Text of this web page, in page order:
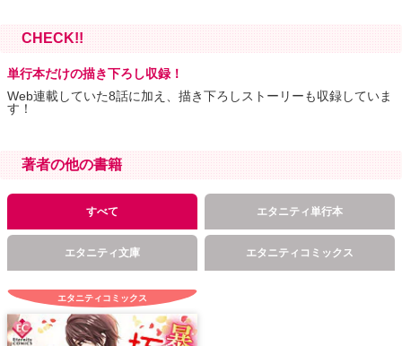
CHECK!!
単行本だけの描き下ろし収録！
Web連載していた8話に加え、描き下ろしストーリーも収録していま
す！
著者の他の書籍
すべて エタニティ単行本
エタニティ文庫 エタニティコミックス
エタニティコミックス